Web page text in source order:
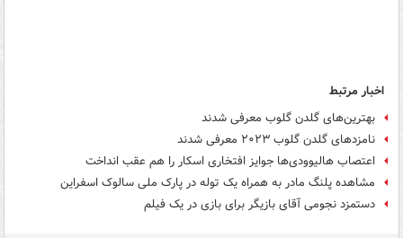
اخبار مرتبط
بهترین‌های گلدن گلوب معرفی شدند
نامزدهای گلدن گلوب ۲۰۲۳ معرفی شدند
اعتصاب هالیوودی‌ها جوایز افتخاری اسکار را هم عقب انداخت
مشاهده پلنگ مادر به همراه یک توله در پارک ملی سالوک اسفراین
دستمزد نجومی آقای بازیگر برای بازی در یک فیلم